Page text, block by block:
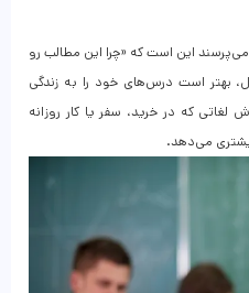
می‌پرسند این است که «چرا این مطالب رو
بهتر است درس‌های خود را به زندگی
لغاتی که در خرید، سفر یا کار روزانه
می‌دهد.